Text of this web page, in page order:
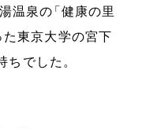
温泉の「 健康の里
東京大学の宮下
ちでした 。